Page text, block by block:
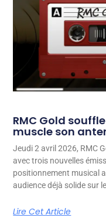
RMC Gold
muscle son
Jeudi 2 avril 2026, RMC
avec trois nouvelles
positionnement musical
audience déjà solide sur
Lire Cet Article